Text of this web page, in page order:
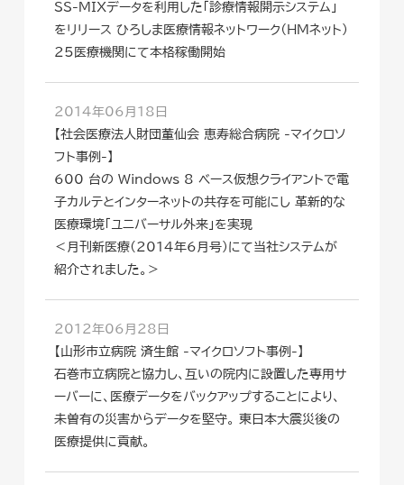
SS-MIXデータを利用した「診療情報開示システム」
をリリース ひろしま医療情報ネットワーク（HMネット）
25医療機関にて本格稼働開始
2014年06月18日
【社会医療法人財団董仙会 恵寿総合病院 -マイクロソ
フト事例-】
600 台の Windows 8 ベース仮想クライアントで電
子カルテとインターネットの共存を可能にし 革新的な
医療環境「ユニバーサル外来」を実現
＜月刊新医療(2014年6月号)にて当社システムが
紹介されました。＞
2012年06月28日
【山形市立病院 済生館 -マイクロソフト事例-】
石巻市立病院と協力し、互いの院内に設置した専用サ
ーバーに、医療データをバックアップすることにより、
未曽有の災害からデータを堅守。 東日本大震災後の
医療提供に貢献。